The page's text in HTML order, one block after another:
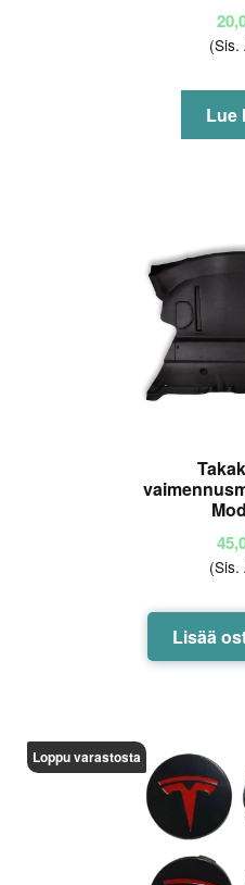
(Sis.
Lue
(Sis.
Lisää
Loppu varastosta